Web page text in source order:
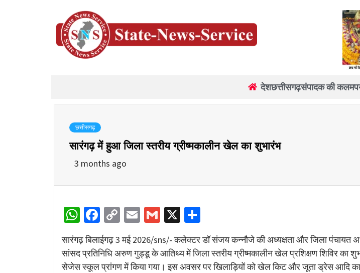
देशछत्तीसगढ़संपादक की कलम
छत्तीसगढ़
सारंगढ़ में हुआ जिला स्तरीय ग्रीष्मकालीन खेल का शुभारंभ
3 months ago
WhatsApp
Facebook
Copy
Link
EmailGmail
X
सारंगढ़ बिलाईगढ़ 3 मई 2026/sns/- कलेक्टर डॉ संजय कन्नौजे की अध्यक्षता और जिला पंचायत
सांसद प्रतिनिधि अरुण गुड्डू के आतिथ्य में जिला स्तरीय ग्रीष्मकालीन खेल प्रशिक्षण शिविर का
सेजेस स्कूल प्रांगण में किया गया। इस अवसर पर खिलाड़ियों को खेल किट और जूता ड्रेस आदि का